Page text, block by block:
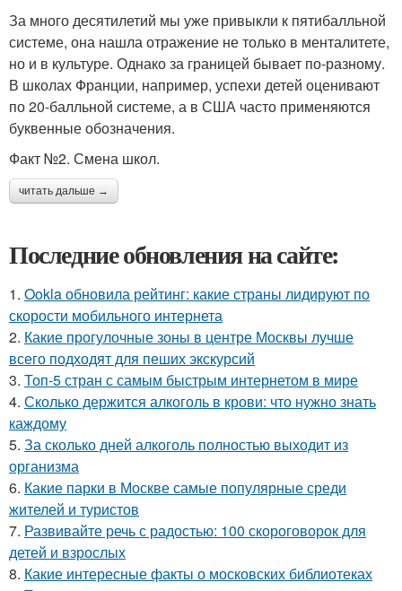
За много десятилетий мы уже привыкли к пятибалльной
системе, она нашла отражение не только в менталитете,
но и в культуре. Однако за границей бывает по-разному.
В школах Франции, например, успехи детей оценивают
по 20-балльной системе, а в США часто применяются
буквенные обозначения.
Факт №2. Смена школ.
читать дальше →
Последние обновления на сайте:
1. Ookla обновила рейтинг: какие страны лидируют по
скорости мобильного интернета
2. Какие прогулочные зоны в центре Москвы лучше
всего подходят для пеших экскурсий
3. Топ-5 стран с самым быстрым интернетом в мире
4. Сколько держится алкоголь в крови: что нужно знать
каждому
5. За сколько дней алкоголь полностью выходит из
организма
6. Какие парки в Москве самые популярные среди
жителей и туристов
7. Развивайте речь с радостью: 100 скороговорок для
детей и взрослых
8. Какие интересные факты о московских библиотеках